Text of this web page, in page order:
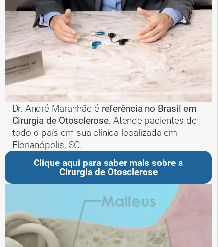
Dr. André Maranhão é referência no Brasil em
Cirurgia de Otosclerose. Atende pacientes de
todo o país em sua clínica localizada em
Florianópolis, SC.
Clique aqui para saber mais sobre a
Cirurgia de Otosclerose